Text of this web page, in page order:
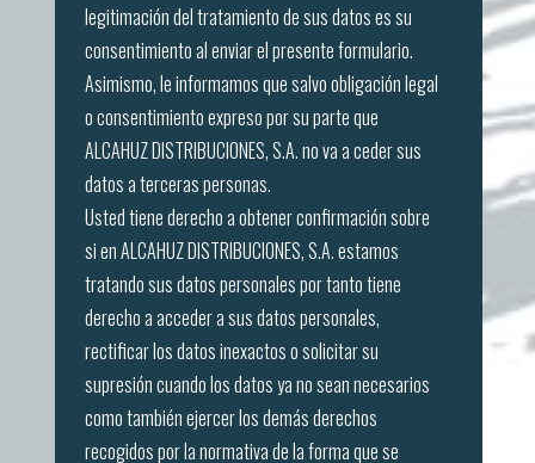
legitimación del tratamiento de sus datos es su
consentimiento al enviar el presente formulario.
Asimismo, le informamos que salvo obligación legal
o consentimiento expreso por su parte que
ALCAHUZ DISTRIBUCIONES, S.A. no va a ceder sus
datos a terceras personas.
Usted tiene derecho a obtener confirmación sobre
si en ALCAHUZ DISTRIBUCIONES, S.A. estamos
tratando sus datos personales por tanto tiene
derecho a acceder a sus datos personales,
rectificar los datos inexactos o solicitar su
supresión cuando los datos ya no sean necesarios
como también ejercer los demás derechos
recogidos por la normativa de la forma que se